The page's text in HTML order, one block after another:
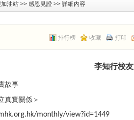
油站 >> 感恩見證 >> 詳細內容
排行榜 收藏 打印
李知行校友
故事
真實關係＞
monthly/view?id=1449